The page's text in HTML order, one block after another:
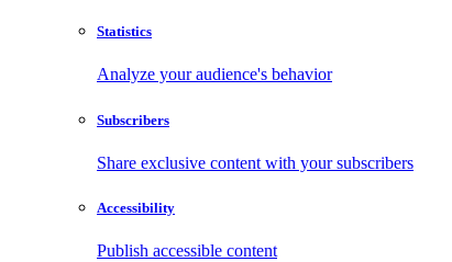
Statistics
Analyze your audience's behavior
Subscribers
Share exclusive content with your subscribers
Accessibility
Publish accessible content